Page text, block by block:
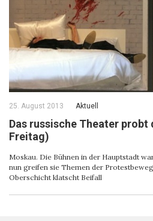
25. August 2013 Aktuell
Das russische Theater
Freitag)
Moskau. Die Bühnen in der Hauptstadt
nun greifen sie Themen der
Oberschicht klatscht Beifall